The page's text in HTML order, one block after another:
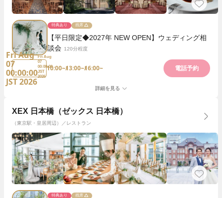
特典あり 残席
【平日限定◆2027年 NEW OPEN】ウェディング相
談会 120分程度
Fri Aug
07
00:00:00
JST 2026
Fri Aug
07
00:00:00
JST
2026
10:00~13:00~16:00~ 電話予約
詳細を見る
XEX 日本橋（ゼックス 日本橋）
（東京駅・皇居周辺）／レストラン
特典あり 残席